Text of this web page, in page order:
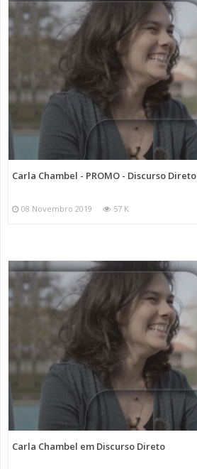
Carla Chambel - PROMO - Discurso Direto
08 Novembro 2019 57 K
Carla Chambel em Discurso Direto